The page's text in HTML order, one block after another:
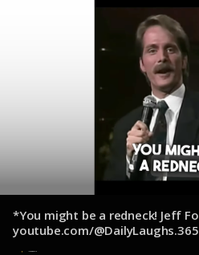
*You might be a redneck! Jeff Foxworthy - 7K views 0:40 |
youtube.com/@DailyLaughs.365